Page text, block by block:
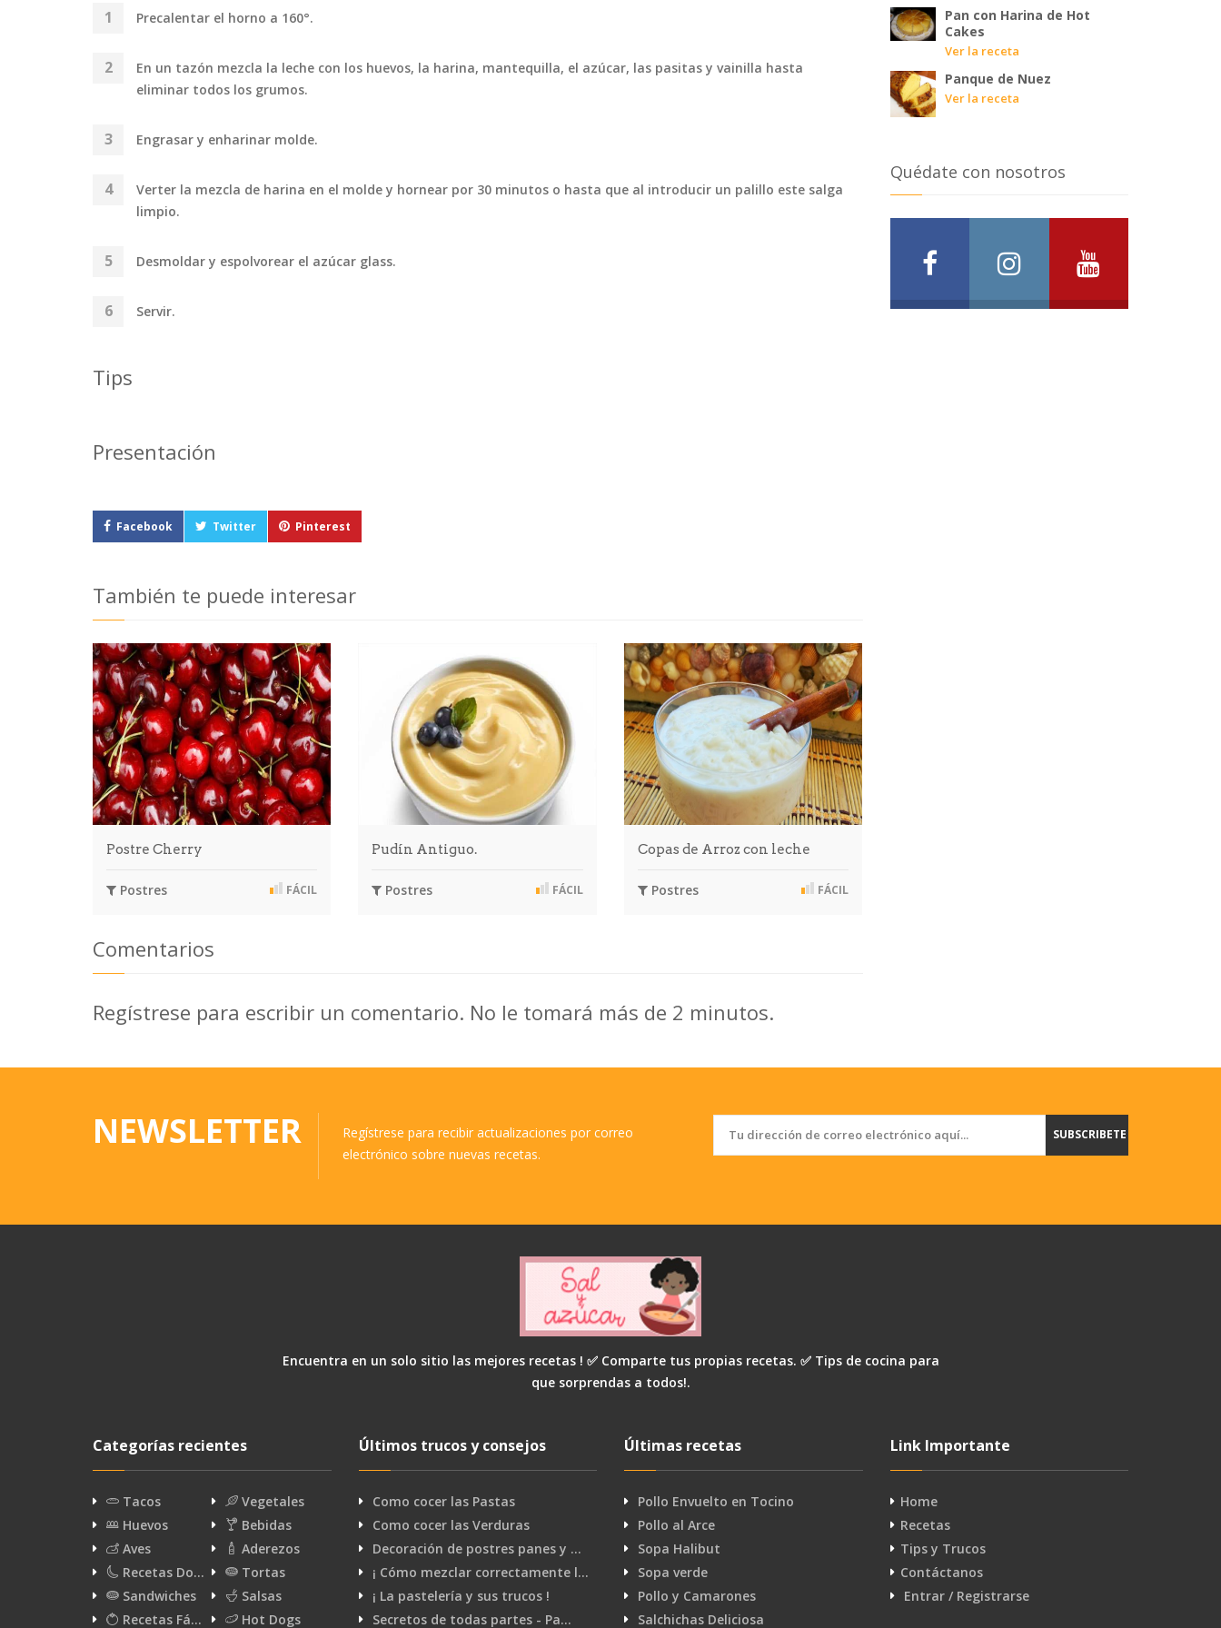
Precalentar el horno a 160°.
En un tazón mezcla la leche con los huevos, la harina, mantequilla, el azúcar, las pasitas y vainilla hasta
eliminar todos los grumos.
Engrasar y enharinar molde.
Verter la mezcla de harina en el molde y hornear por 30 minutos o hasta que al introducir un palillo este salga
limpio.
Desmoldar y espolvorear el azúcar glass.
Servir.
Tips
Presentación
Facebook Twitter Pinterest
También te puede interesar
Postre Cherry
Postres FÁCIL
Pudín Antiguo.
Postres FÁCIL
Copas de Arroz con leche
Postres FÁCIL
Comentarios
Regístrese para escribir un comentario. No le tomará más de 2 minutos.
Pan con Harina de Hot
Cakes
Ver la receta
Panque de Nuez
Ver la receta
Quédate con nosotros
NEWSLETTER
Regístrese para recibir actualizaciones por correo
electrónico sobre nuevas recetas.
SUBSCRIBETE
Encuentra en un solo sitio las mejores recetas ! ✅ Comparte tus propias recetas. ✅ Tips de cocina para
que sorprendas a todos!.
Categorías recientes
Tacos
Vegetales
Huevos
Bebidas
Aves
Aderezos
Recetas Do…
Tortas
Sandwiches
Salsas
Recetas Fá…
Hot Dogs
Últimos trucos y consejos
Como cocer las Pastas
Como cocer las Verduras
Decoración de postres panes y …
¡ Cómo mezclar correctamente l…
¡ La pastelería y sus trucos !
Secretos de todas partes - Pa…
Últimas recetas
Pollo Envuelto en Tocino
Pollo al Arce
Sopa Halibut
Sopa verde
Pollo y Camarones
Salchichas Deliciosa
Link Importante
Home
Recetas
Tips y Trucos
Contáctanos
Entrar / Registrarse